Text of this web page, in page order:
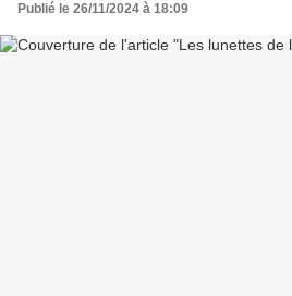
Publié le 26/11/2024 à 18:09